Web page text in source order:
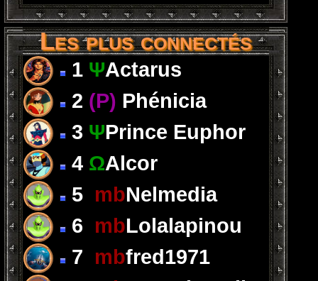
Les plus connectés
1 ΨActarus
2 (P) Phénicia
3 ΨPrince Euphor
4 ΩAlcor
5 mbNelmedia
6 mbLolalapinou
7 mbfred1971